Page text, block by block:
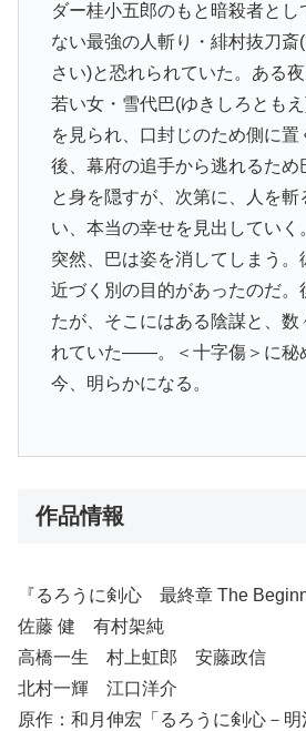
ダー桂小五郎のもと暗殺者とし
ない最強の人斬り・緋村抜刀斎
さい)と恐れられていた。ある
若い女・雪代巴(ゆきしろとも
を見られ、口封じのため側に置
後、幕府の追手から逃れるため
と身を隠すが、次第に、人を斬
い、本当の幸せを見出していく
突然、巴は姿を消してしまう。
近づく別の目的があったのだ。
たが、そこにはある陰謀と、数
れていた――。＜十字傷＞に秘
今、明らかになる。
作品情報
『るろうに剣心 最終章 The
佐藤 健 有村架純
高橋一生 村上虹郎 安藤政信
北村一輝 江口洋介
原作：和月伸宏「るろうに剣心－